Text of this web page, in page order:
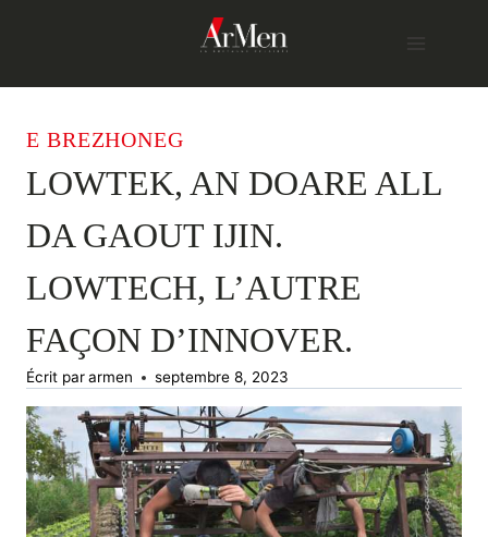
E BREZHONEG
LOWTEK, AN DOARE ALL
DA GAOUT IJIN.
LOWTECH, L’AUTRE
FAÇON D’INNOVER.
Écrit pararmen septembre 8, 2023